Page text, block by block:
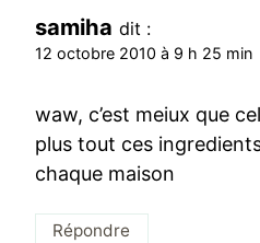
samiha dit :
12 octobre 2010 à 9 h 25 min
waw, c’est meiux que
plus tout ces
chaque maison
Répondre